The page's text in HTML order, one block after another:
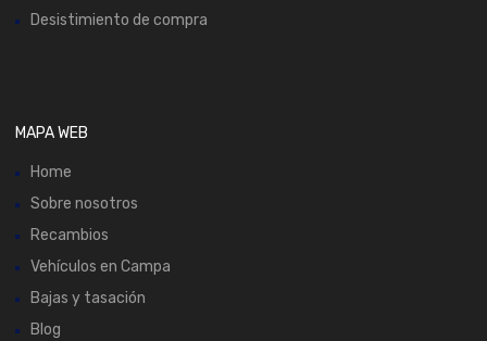
Desistimiento de compra
MAPA WEB
Home
Sobre nosotros
Recambios
Vehículos en Campa
Bajas y tasación
Blog